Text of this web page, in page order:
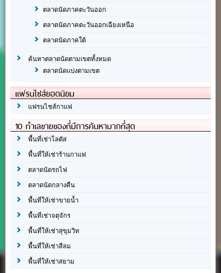
ตลาดนัดภาคตะวันออก
ตลาดนัดภาคตะวันออกเฉียงเหนือ
ตลาดนัดภาคใต้
ค้นหาตลาดนัดตามเขตทั้งหมด
ตลาดนัดแบ่งตามเขต
แฟรนไชส์ยอดนิยม
แฟรนไชส์กาแฟ
10 ทำเลขายของที่มีการค้นหามากที่สุด
พื้นที่เช่าโลตัส
พื้นที่ให้เช่าร้านกาแฟ
ตลาดนัดรถไฟ
ตลาดนัดกลางคืน
พื้นที่ให้เช่าขายน้ำ
พื้นที่เช่าจตุจักร
พื้นที่ให้เช่าสุขุมวิท
พื้นที่ให้เช่าสีลม
พื้นที่ให้เช่าสยาม